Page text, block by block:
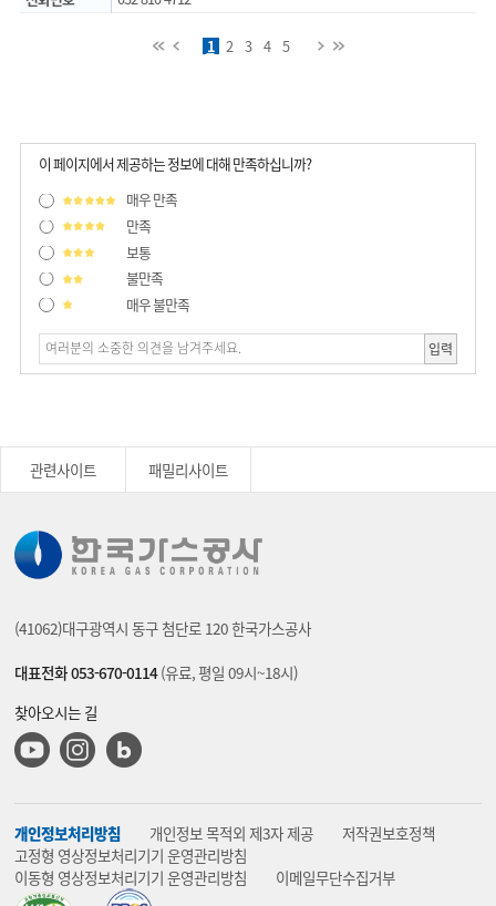
처음 이전
1 2 3 4 5
다음 마지막
이 페이지에서 제공하는 정보에 대해 만족하십니까?
매우 만족
만족
보통
불만족
매우 불만족
입력
관련사이트 패밀리사이트
(41062)대구광역시 동구 첨단로 120 한국가스공사
대표전화 053-670-0114(유료, 평일 09시~18시)
찾아오시는 길
유튜브인스타그램블로그
개인정보처리방침 개인정보 목적외 제3자 제공
저작권보호정책
고정형 영상정보처리기기 운영관리방침
이동형 영상정보처리기기 운영관리방침
이메일무단수집거부